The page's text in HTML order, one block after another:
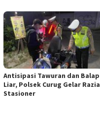
Antisipasi Tawuran dan Balap
Liar, Polsek Curug Gelar Razia
Stasioner